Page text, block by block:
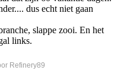
dus echt niet gaan
slappe zooi. En het
links.
Refinery89